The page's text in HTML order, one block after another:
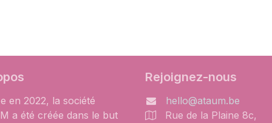
en 2022, la société
a été créée dans le but
Rejoignez-nous
hello@ataum.be
Rue de la Plaine 8c,